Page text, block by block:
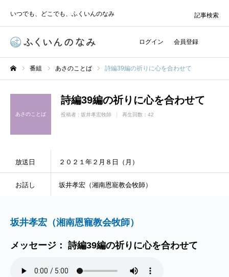
いつでも、どこでも、ふくいんのなみ
ログイン 会員登録
記事検索
番組 あさのことば 詩編39編の祈りに心を合わせて
あさのことば
詩編39編の祈りに心を合わせて
投稿者 : 坂井孝宏牧師 再生回数：42
放送日 ２０２１年２月８日（月）
お話し 坂井孝宏（湘南恩寵教会牧師）
坂井孝宏（湘南恩寵教会牧師）
メッセージ： 詩編39編の祈りに心を合わせて